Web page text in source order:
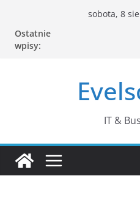
treści
sobota, 8
Ostatnie
wpisy:
IT &